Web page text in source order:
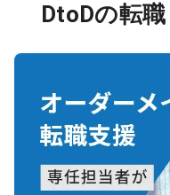
DtoDの転